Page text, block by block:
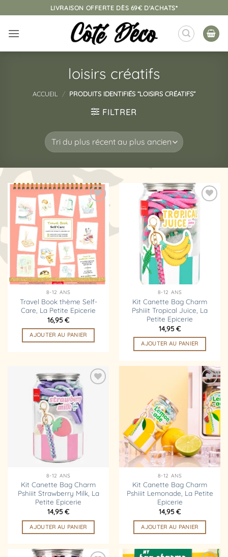
au
contenu
LIVRAISON OFFERTE DÈS 69€ D'ACHATS*
loisirs créatifs
ACCUEIL / PRODUITS IDENTIFIÉS “LOISIRS CRÉATIFS”
FILTRER
Ajouter
à la
liste
d’envies
8-12 ANS
Travel Book thème Self-
Care, La Petite Epicerie
16,95€
AJOUTER AU PANIER
Ajouter
8-12 ANS
Kit Canette Bag Charm
Pshiiit Tropical Juice, La
Petite Epicerie
14,95€
AJOUTER AU PANIER
8-12 ANS
Kit Canette Bag Charm
Pshiiit Strawberry Milk, La
Petite Epicerie
14,95€
AJOUTER AU PANIER
Ajouter
à la
liste
d’envies
8-12 ANS
Kit Canette Bag Charm
Pshiiit Lemonade, La Petite
Epicerie
14,95€
AJOUTER AU PANIER